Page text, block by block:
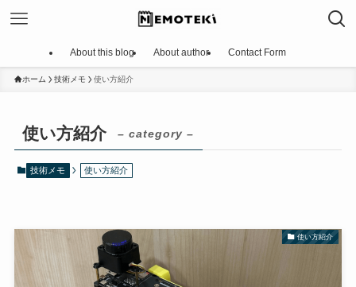
About this blog About author Contact Form
ホーム 技術メモ 使い方紹介
使い方紹介 – category –
技術メモ 使い方紹介
使い方紹介